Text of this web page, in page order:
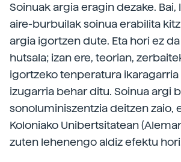
Soinuak argia eragin dezake.
aire-burbuilak soinua erabilita
argia igortzen dute. Eta hori ez
hutsala; izan ere, teorian,
igortzeko tenperatura
izugarria behar ditu. Soinua argi
sonoluminiszentzia deitzen zaio,
Koloniako Unibertsitatean
zuten lehenengo aldiz efektu